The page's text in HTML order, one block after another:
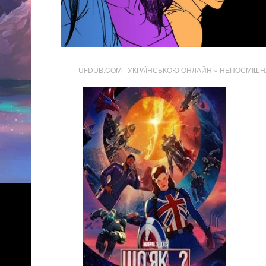
UFDUB.COM - УКРАЇНСЬКОЮ ОНЛАЙН »
3 406
Переглядів